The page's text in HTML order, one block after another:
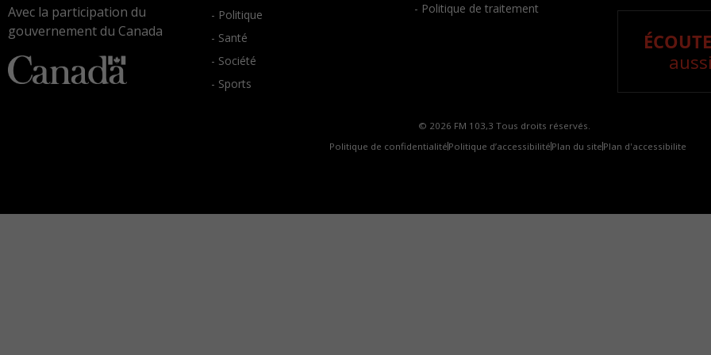
Avec la participation du
gouvernement du Canada
- Politique
- Santé
- Société
- Sports
- Politique de traitement
© 2026 FM 103,3 Tous droits réservés.
Politique de confidentialité Politique d’accessibilité Plan du site Plan d'accessibilite